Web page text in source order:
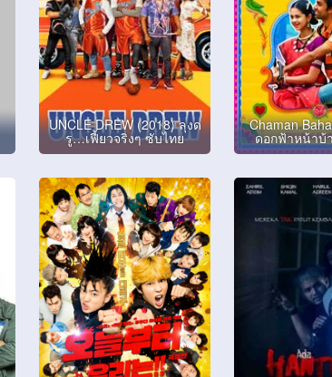
UNCLE DREW (2018) ลุงด
รู…เฟี้ยวจริงๆ ซับไทย
Chaman
ดอกฟ้าหน้าบ้